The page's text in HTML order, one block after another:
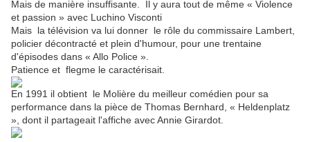
Mais de manière insuffisante. Il y aura tout de même « Violence
et passion » avec Luchino Visconti
Mais la télévision va lui donner le rôle du commissaire Lambert,
policier décontracté et plein d'humour, pour une trentaine
d'épisodes dans « Allo Police ».
Patience et flegme le caractérisait.
En 1991 il obtient le Molière du meilleur comédien pour sa
performance dans la pièce de Thomas Bernhard, « Heldenplatz
», dont il partageait l'affiche avec Annie Girardot.